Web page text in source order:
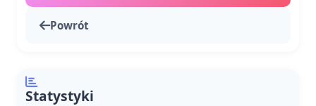
Powrót
Statystyki